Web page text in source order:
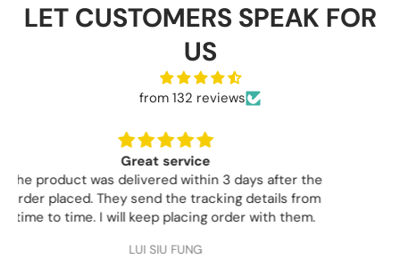
LET CUSTOMERS SPEAK FOR
US
from 132 reviews
GOOD
匿名